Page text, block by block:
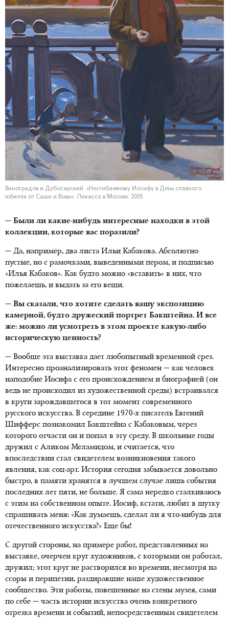
Виноградов и Дубосарский. «Несгибаемому Иосифу в День славного
юбилея от Саши и Вовы». Пикассо в Москве. 2005
— Были ли какие-нибудь интересные находки в этой
коллекции, которые вас поразили?
— Да, например, два листа Ильи Кабакова. Абсолютно
пустые, но с рамочками, выведенными пером, и подписью
«Илья Кабаков». Как будто можно «вставить» в них, что
пожелаешь, и выдать за его вещи.
— Вы сказали, что хотите сделать вашу экспозицию
камерной, будто дружеский портрет Бакштейна. И все
же: можно ли усмотреть в этом проекте какую-либо
историческую ценность?
— Вообще эта выставка дает любопытный временной срез.
Интересно проанализировать этот феномен — как человек
наподобие Иосифа с его происхождением и биографией (он
ведь не происходил из художественной среды) встраивался
в круги зарождавшегося в тот момент современного
русского искусства. В середине 1970-х писатель Евгений
Шифферс познакомил Бакштейна с Кабаковым, через
которого отчасти он и попал в эту среду. В школьные годы
дружил с Аликом Меламидом, и считается, что
впоследствии стал свидетелем возникновения такого
явления, как соц-арт. История сегодня забывается довольно
быстро, в памяти хранятся в лучшем случае лишь события
последних лет пяти, не больше. Я сама нередко сталкиваюсь
с этим на собственном опыте. Иосиф, кстати, любит в шутку
спрашивать меня: «Как думаешь, сделал ли я что-нибудь для
отечественного искусства?» Еще бы!
С другой стороны, на примере работ, представленных на
выставке, очерчен круг художников, с которыми он работал,
дружил; этот круг не растворился во времени, несмотря на
ссоры и перипетии, раздиравшие наше художественное
сообщество. Эти работы, повешенные на стены музея, сами
по себе — часть истории искусства очень конкретного
отрезка времени и событий, непосредственным свидетелем